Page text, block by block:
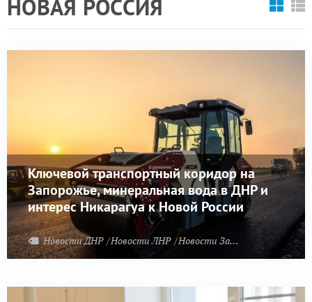
навигации
НОВАЯ РОССИЯ
Ключевой транспортный коридор на
Запорожье, минеральная вода в ДНР и
интерес Никарагуа к Новой России
Новости ДНР Новости ЛНР Новости Запорожья